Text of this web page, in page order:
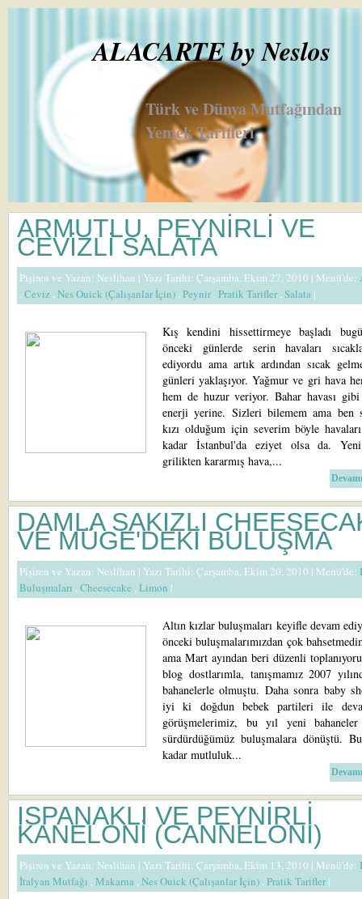
ALACARTE by Neslos
Türk ve Dünya Mutfağından
Yemek Tarifleri
ARMUTLU, PEYNİRLİ VE
CEVİZLİ SALATA
Pişiren ve Yazan: Neslihan | Yazı Tarihi: Çarşamba, Ekim 27, 2010 | Menü'de:
,Ceviz ,Nes Ouick (Çalışanlar İçin) ,Peynir,Pratik Tarifler,Salata |
Kış kendini hissettirmeye başladı
önceki günlerde serin havaları
ediyordu ama artık ardından sıcak
günleri yaklaşıyor. Yağmur ve gri hava
hem de huzur veriyor. Bahar havası
enerji yerine. Sizleri bilemem ama ben
kızı olduğum için severim böyle
kadar İstanbul'da eziyet olsa da. Yeni
grilikten kararmış hava,...
DAMLA SAKIZLI
VE MÜGE'DEKİ BULUŞMA
Pişiren ve Yazan: Neslihan | Yazı Tarihi: Çarşamba, Ekim 20, 2010 | Menü'de:
Buluşmaları ,Cheesecake ,Limon |
Altın kızlar buluşmaları keyifle devam
önceki buluşmalarımızdan çok
ama Mart ayından beri düzenli
blog dostlarımla, tanışmamız 2007
bahanelerle olmuştu. Daha sonra baby
iyi ki doğdun bebek partileri ile
görüşmelerimiz, bu yıl yeni
sürdürdüğümüz buluşmalara dönüştü.
kadar mutluluk...
ISPANAKLI VE PEYNİRLİ
KANELONİ (CANNELONİ)
Pişiren ve Yazan: Neslihan | Yazı Tarihi: Çarşamba, Ekim 13, 2010 | Menü'de:
İtalyan Mutfağı ,Makarna ,Nes Ouick (Çalışanlar İçin) ,Pratik Tarifler|